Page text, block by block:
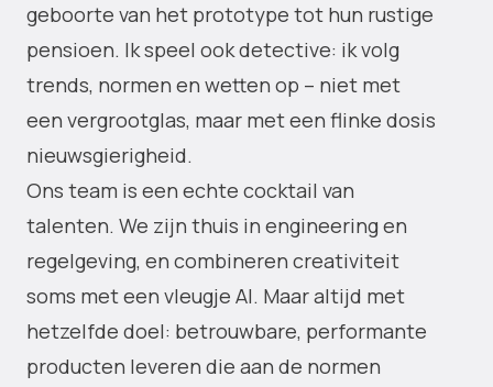
geboorte van het prototype tot hun rustige
pensioen. Ik speel ook detective: ik volg
trends, normen en wetten op – niet met
een vergrootglas, maar met een flinke dosis
nieuwsgierigheid.
Ons team is een echte cocktail van
talenten. We zijn thuis in engineering en
regelgeving, en combineren creativiteit
soms met een vleugje AI. Maar altijd met
hetzelfde doel: betrouwbare, performante
producten leveren die aan de normen